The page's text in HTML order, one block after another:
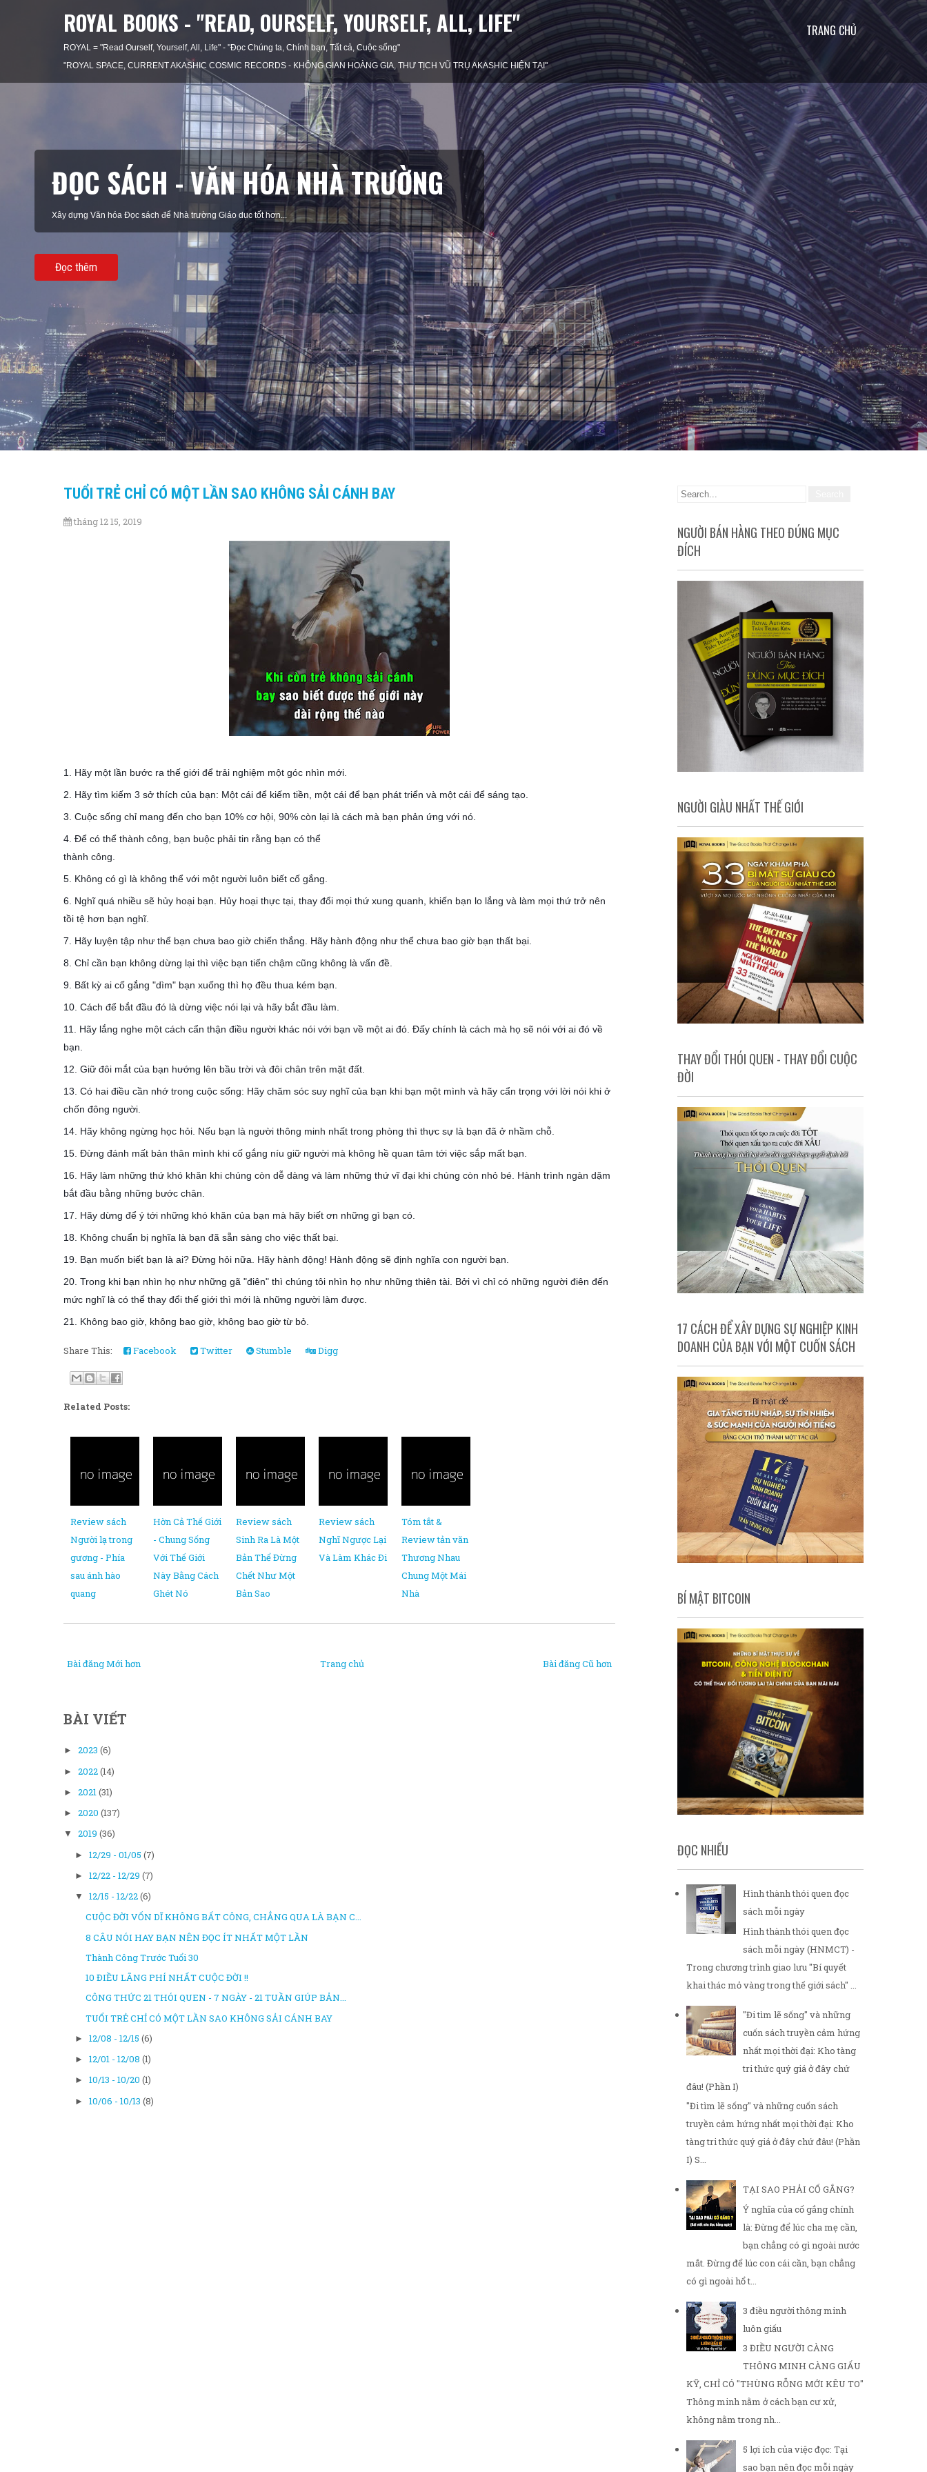
ROYAL BOOKS - "READ, OURSELF, YOURSELF, ALL, LIFE"
ROYAL = "Read Ourself, Yourself, All, Life" - "Đọc Chúng ta, Chính bạn, Tất cả, Cuộc sống"
"ROYAL SPACE, CURRENT AKASHIC COSMIC RECORDS - KHÔNG GIAN HOÀNG GIA, THƯ TỊCH VŨ TRỤ AKASHIC HIỆN TẠI"
TRANG CHỦ
ĐỌC SÁCH - VĂN HÓA NHÀ TRƯỜNG
Xây dựng Văn hóa Đọc sách để Nhà trường Giáo dục tốt hơn...
Đọc thêm
TUỔI TRẺ CHỈ CÓ MỘT LẦN SAO KHÔNG SẢI CÁNH BAY
tháng 12 15, 2019
1. Hãy một lần bước ra thế giới để trải nghiệm một góc nhìn mới.
2. Hãy tìm kiếm 3 sở thích của bạn: Một cái để kiếm tiền, một cái để bạn phát triển và một cái để sáng tạo.
3. Cuộc sống chỉ mang đến cho bạn 10% cơ hội, 90% còn lại là cách mà bạn phản ứng với nó.
4. Để có thể thành công, bạn buộc phải tin rằng bạn có thể
thành công.
5. Không có gì là không thể với một người luôn biết cố gắng.
6. Nghĩ quá nhiều sẽ hủy hoại bạn. Hủy hoại thực tại, thay đổi mọi thứ xung quanh, khiến bạn lo lắng và làm mọi thứ trở nên
tồi tệ hơn bạn nghĩ.
7. Hãy luyện tập như thể bạn chưa bao giờ chiến thắng. Hãy hành động như thể chưa bao giờ bạn thất bại.
8. Chỉ cần bạn không dừng lại thì việc bạn tiến chậm cũng không là vấn đề.
9. Bất kỳ ai cố gắng "dìm" bạn xuống thì họ đều thua kém bạn.
10. Cách để bắt đầu đó là dừng việc nói lại và hãy bắt đầu làm.
11. Hãy lắng nghe một cách cẩn thận điều người khác nói với bạn về một ai đó. Đấy chính là cách mà họ sẽ nói với ai đó về
bạn.
12. Giữ đôi mắt của bạn hướng lên bầu trời và đôi chân trên mặt đất.
13. Có hai điều cần nhớ trong cuộc sống: Hãy chăm sóc suy nghĩ của bạn khi bạn một mình và hãy cẩn trọng với lời nói khi ở
chốn đông người.
14. Hãy không ngừng học hỏi. Nếu bạn là người thông minh nhất trong phòng thì thực sự là bạn đã ở nhầm chỗ.
15. Đừng đánh mất bản thân mình khi cố gắng níu giữ người mà không hề quan tâm tới việc sắp mất bạn.
16. Hãy làm những thứ khó khăn khi chúng còn dễ dàng và làm những thứ vĩ đại khi chúng còn nhỏ bé. Hành trình ngàn dặm
bắt đầu bằng những bước chân.
17. Hãy dừng để ý tới những khó khăn của bạn mà hãy biết ơn những gì bạn có.
18. Không chuẩn bị nghĩa là bạn đã sẵn sàng cho việc thất bại.
19. Bạn muốn biết bạn là ai? Đừng hỏi nữa. Hãy hành động! Hành động sẽ định nghĩa con người bạn.
20. Trong khi bạn nhìn họ như những gã "điên" thì chúng tôi nhìn họ như những thiên tài. Bởi vì chỉ có những người điên đến
mức nghĩ là có thể thay đổi thế giới thì mới là những người làm được.
21. Không bao giờ, không bao giờ, không bao giờ từ bỏ.
Share This: Facebook Twitter Stumble Digg
Related Posts:
Review sách
Người lạ trong
gương - Phía
sau ánh hào
quang
Hờn Cả Thế Giới
- Chung Sống
Với Thế Giới
Này Bằng Cách
Ghét Nó
Review sách
Sinh Ra Là Một
Bản Thể Đừng
Chết Như Một
Bản Sao
Review sách
Nghĩ Ngược Lại
Và Làm Khác Đi
Tóm tắt &
Review tản văn
Thương Nhau
Chung Một Mái
Nhà
Bài đăng Mới hơn Bài đăng Cũ hơn
Trang chủ
BÀI VIẾT
► 2023 (6)
► 2022(14)
► 2021(31)
► 2020 (137)
▼ 2019 (36)
► 12/29 - 01/05 (7)
► 12/22 - 12/29 (7)
▼ 12/15 - 12/22(6)
CUỘC ĐỜI VỐN DĨ KHÔNG BẤT CÔNG, CHẲNG QUA LÀ BẠN C...
8 CÂU NÓI HAY BẠN NÊN ĐỌC ÍT NHẤT MỘT LẦN
Thành Công Trước Tuổi 30
10 ĐIỀU LÃNG PHÍ NHẤT CUỘC ĐỜI !!
CÔNG THỨC 21 THÓI QUEN - 7 NGÀY - 21 TUẦN GIÚP BẢN...
TUỔI TRẺ CHỈ CÓ MỘT LẦN SAO KHÔNG SẢI CÁNH BAY
► 12/08 - 12/15 (6)
► 12/01 - 12/08 (1)
► 10/13 - 10/20 (1)
► 10/06 - 10/13 (8)
NGƯỜI BÁN HÀNG THEO ĐÚNG MỤC
ĐÍCH
NGƯỜI GIÀU NHẤT THẾ GIỚI
THAY ĐỔI THÓI QUEN - THAY ĐỔI CUỘC
ĐỜI
17 CÁCH ĐỂ XÂY DỰNG SỰ NGHIỆP KINH
DOANH CỦA BẠN VỚI MỘT CUỐN SÁCH
BÍ MẬT BITCOIN
ĐỌC NHIỀU
Hình thành thói quen đọc
sách mỗi ngày
Hình thành thói quen đọc
sách mỗi ngày (HNMCT) -
Trong chương trình giao lưu "Bí quyết
khai thác mỏ vàng trong thế giới sách" ...
"Đi tìm lẽ sống" và những
cuốn sách truyền cảm hứng
nhất mọi thời đại: Kho tàng
tri thức quý giá ở đây chứ
đâu! (Phần I)
"Đi tìm lẽ sống" và những cuốn sách
truyền cảm hứng nhất mọi thời đại: Kho
tàng tri thức quý giá ở đây chứ đâu! (Phần
I) S...
TẠI SAO PHẢI CỐ GẮNG?
Ý nghĩa của cố gắng chính
là: Đừng để lúc cha mẹ cần,
bạn chẳng có gì ngoài nước
mắt. Đừng để lúc con cái cần, bạn chẳng
có gì ngoài hổ t...
3 điều người thông minh
luôn giấu
3 ĐIỀU NGƯỜI CÀNG
THÔNG MINH CÀNG GIẤU
KỸ, CHỈ CÓ "THÙNG RỖNG MỚI KÊU TO"
Thông minh nằm ở cách bạn cư xử,
không nằm trong nh...
5 lợi ích của việc đọc: Tại
sao bạn nên đọc mỗi ngày